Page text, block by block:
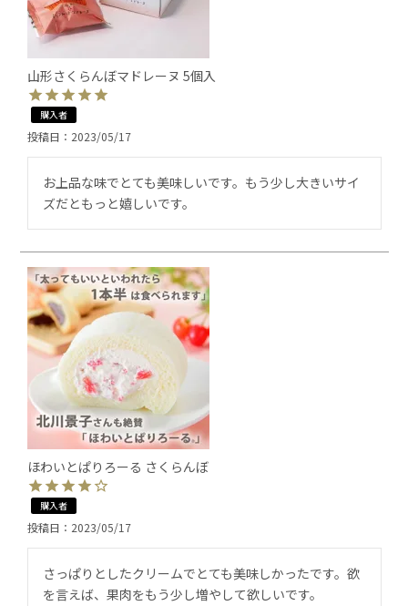
山形さくらんぼマドレーヌ 5個入
購入者
投稿日 2023/05/17
お上品な味でとても美味しいです。もう少し大きいサイ
ズだともっと嬉しいです。
ほわいとぱりろーる さくらんぼ
購入者
投稿日 2023/05/17
さっぱりとしたクリームでとても美味しかったです。欲
を言えば、果肉をもう少し増やして欲しいです。